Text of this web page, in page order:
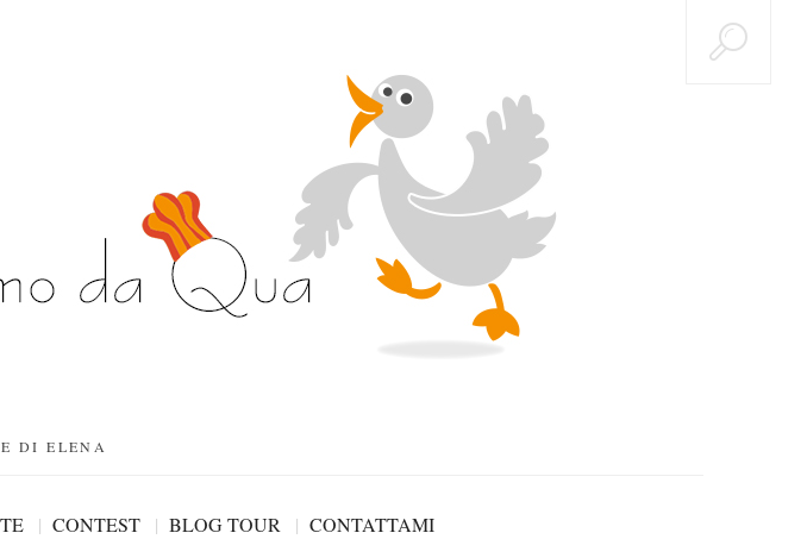
DI ELENA
CONTEST BLOG TOUR CONTATTAMI